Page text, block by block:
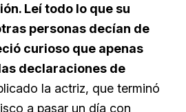
Leí todo lo que su
personas decían de
curioso que apenas
declaraciones de
la actriz, que terminó
a pasar un día con